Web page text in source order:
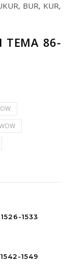
BUR, KUR,
TEMA 86-
1533
1549